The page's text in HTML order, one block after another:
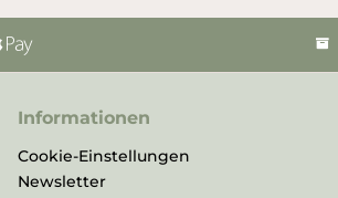
Informationen
Cookie-Einstellungen
Newsletter